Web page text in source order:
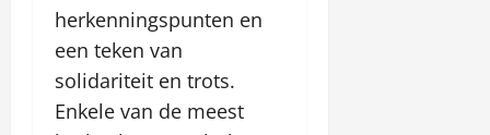
herkenningspunten en
een teken van
solidariteit en trots.
Enkele van de meest